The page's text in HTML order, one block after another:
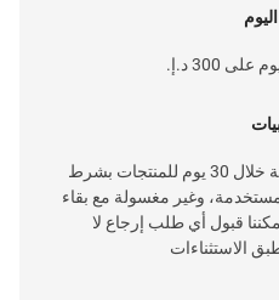
300 د.إ.
خدمة إرجاع سهلة وسريعة خلال 30 يوم للمنتجات بشرط
وغير مغسولة مع بقاء
قبول أي طلب إرجاع لا
الاستثناءات